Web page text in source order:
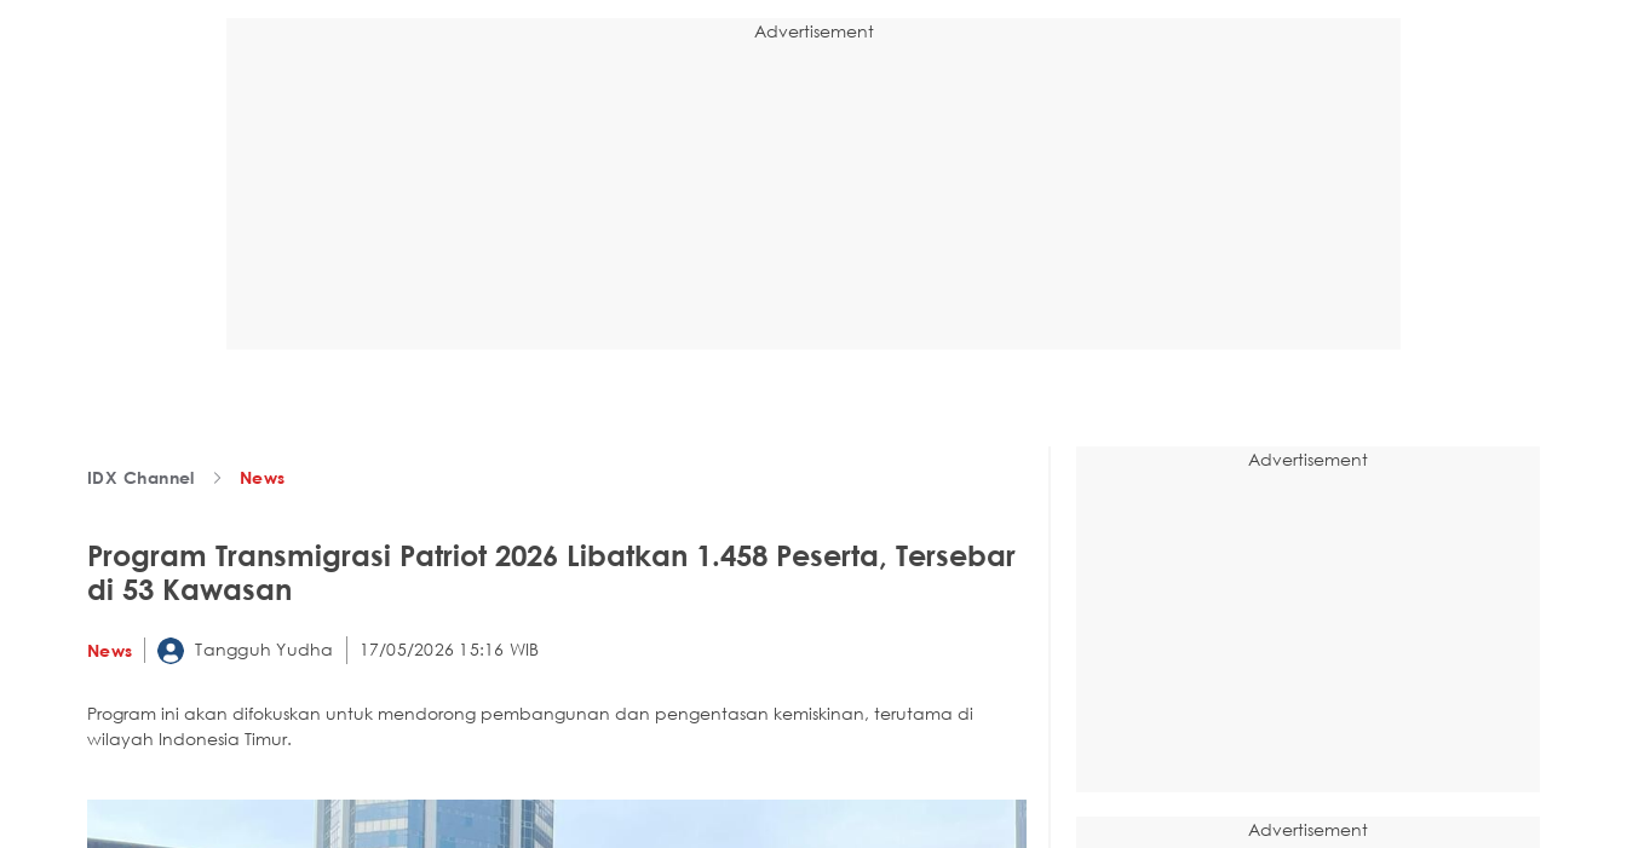
Advertisement
IDX Channel News
Program Transmigrasi Patriot 2026 Libatkan 1.458 Peserta, Tersebar
di 53 Kawasan
News Tangguh Yudha 17/05/2026 15:16 WIB
Program ini akan difokuskan untuk mendorong pembangunan dan pengentasan kemiskinan, terutama di
wilayah Indonesia Timur.
Advertisement
Advertisement